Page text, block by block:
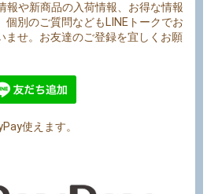
報や新商品の入荷情報、お得な情報
個別のご質問などもLINEトークでお
ませ。お友達のご登録を宜しくお願
使えます。